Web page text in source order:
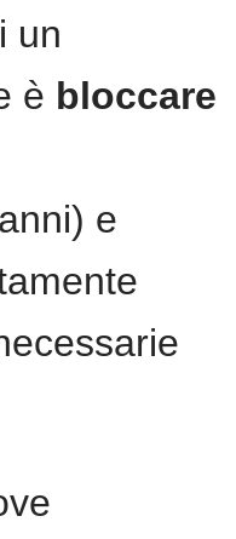
un
è bloccare
e